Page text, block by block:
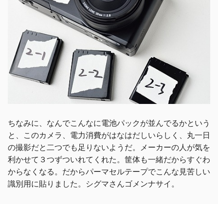
ちなみに、なんでこんなに電池パックが並んでるかという
と、このカメラ、電力消費がはなはだしいらしく、丸一日
の撮影だと二つでも足りないようだ。メーカーの人が気を
利かせて３つずついれてくれた。筐体も一緒だからすぐわ
からなくなる。だからパーマセルテープでこんな見苦しい
識別用に貼りました。シグマさんゴメンナサイ。